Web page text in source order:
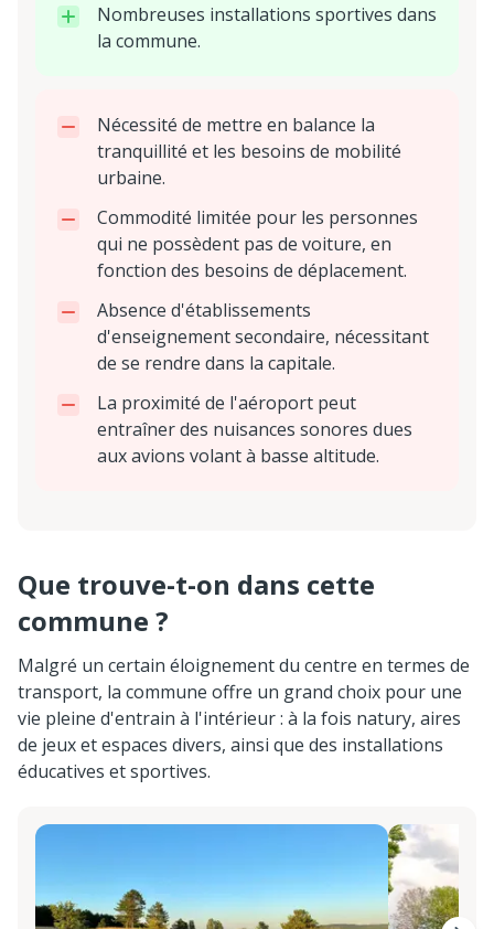
Nombreuses installations sportives dans
la commune.
Nécessité de mettre en balance la
tranquillité et les besoins de mobilité
urbaine.
Commodité limitée pour les personnes
qui ne possèdent pas de voiture, en
fonction des besoins de déplacement.
Absence d'établissements
d'enseignement secondaire, nécessitant
de se rendre dans la capitale.
La proximité de l'aéroport peut
entraîner des nuisances sonores dues
aux avions volant à basse altitude.
Que trouve-t-on dans cette
commune ?
Malgré un certain éloignement du centre en termes de
transport, la commune offre un grand choix pour une
vie pleine d'entrain à l'intérieur : à la fois naturу, aires
de jeux et espaces divers, ainsi que des installations
éducatives et sportives.